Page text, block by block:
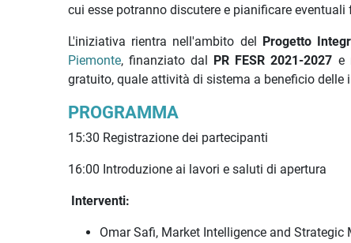
cui esse potranno discutere e pianificare
L'iniziativa rientra nell'ambito del Progetto
Piemonte, finanziato dal PR FESR 2021-2027 e
gratuito, quale attività di sistema a beneficio delle
PROGRAMMA
15:30 Registrazione dei partecipanti
16:00 Introduzione ai lavori e saluti di apertura
Interventi:
Omar Safi, Market Intelligence and Strategic